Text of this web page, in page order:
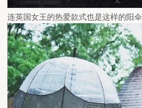
连英国女王的热爱款式也是这样的阳伞